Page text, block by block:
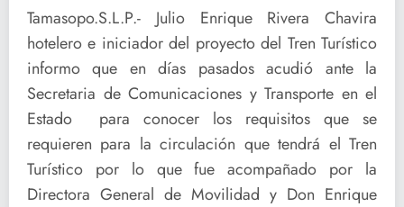
Tamasopo.S.L.P.- Julio Enrique Rivera Chavira
hotelero e iniciador del proyecto del Tren Turístico
informo que en días pasados acudió ante la
Secretaria de Comunicaciones y Transporte en el
Estado para conocer los requisitos que se
requieren para la circulación que tendrá el Tren
Turístico por lo que fue acompañado por la
Directora General de Movilidad y Don Enrique